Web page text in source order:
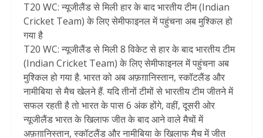
T20 WC: न्यूजीलैंड से मिली हार के बाद भारतीय टीम (Indian
Cricket Team) के लिए सेमीफाइनल में पहुंचना अब मुश्किल हो
गया है
T20 WC: न्यूजीलैंड से मिली 8 विकेट से हार के बाद भारतीय टीम
(Indian Cricket Team) के लिए सेमीफाइनल में पहुंचना अब
मुश्किल हो गया है. भारत को अब अफ़ग़ानिस्तान, स्कॉटलैंड और
नामीबिया से मैच खेलने हैं. यदि तीनों टीमों से भारतीय टीम जीतने में
सफल रहती है तो भारत के पास 6 अंक होंगे, वहीं, दूसरी ओर
न्यूजीलैंड भारत के खिलाफ जीत के बाद आने वाले मैचों में
अफ़ग़ानिस्तान, स्कॉटलैंड और नामीबिया के खिलाफ मैच में जीत